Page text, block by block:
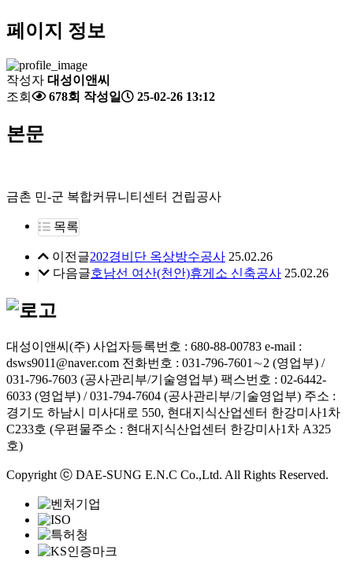
페이지 정보
작성자 대성이앤씨
조회
678회 작성일 25-02-26 13:12
본문
금촌 민-군 복합커뮤니티센터 건립공사
목록
이전글202경비단 옥상방수공사 25.02.26
다음글호남선 여산(천안)휴게소 신축공사 25.02.26
대성이앤씨(주) 사업자등록번호 : 680-88-00783 e-mail :
dsws9011@naver.com 전화번호 : 031-796-7601∼2 (영업부) /
031-796-7603 (공사관리부/기술영업부) 팩스번호 : 02-6442-
6033 (영업부) / 031-794-7604 (공사관리부/기술영업부) 주소 :
경기도 하남시 미사대로 550, 현대지식산업센터 한강미사1차
C233호 (우편물주소 : 현대지식산업센터 한강미사1차 A325
호)
Copyright ⓒ DAE-SUNG E.N.C Co.,Ltd. All Rights Reserved.